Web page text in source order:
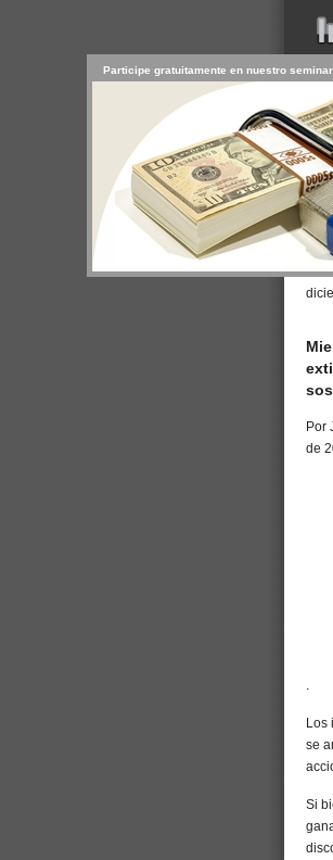
Por
de
Los
se
Si
Participe gratuitamente en nuestro